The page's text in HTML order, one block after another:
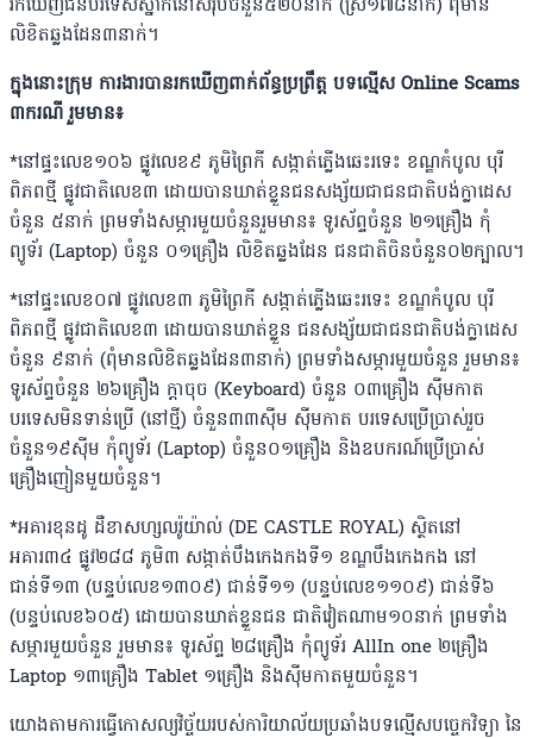
រកឃើញជនបរទេសស្នាក់នៅសរុបចំនួន៥២០នាក់ (ស្រី១៧៨នាក់) ពុំមាន
លិខិតឆ្លងដែន៣នាក់។
ក្នុងនោះក្រុម ការងារបានរកឃើញពាក់ព័ន្ធប្រព្រឹត្ត បទល្មើស Online Scams
៣ករណី រួមមាន៖
*នៅផ្ទះលេខ១០៦ ផ្លូវលេខ៩ ភូមិព្រៃកី សង្កាត់ភ្លើងឆេះរទេះ ខណ្ឌកំបូល បុរី
ពិភពថ្មី ផ្លូវជាតិលេខ៣ ដោយបានឃាត់ខ្លួនជនសង្ស័យជាជនជាតិបង់ក្លាដេស
ចំនួន ៥នាក់ ព្រមទាំងសម្ភារមួយចំនួនរួមមាន៖ ទូរស័ព្ទចំនួន ២១គ្រឿង កុំ
ព្យូទ័រ (Laptop) ចំនួន ០១គ្រឿង លិខិតឆ្លងដែន ជនជាតិចិនចំនួន០២ក្បាល។
*នៅផ្ទះលេខ០៧ ផ្លូវលេខ៣ ភូមិព្រៃកី សង្កាត់ភ្លើងឆេះរទេះ ខណ្ឌកំបូល បុរី
ពិភពថ្មី ផ្លូវជាតិលេខ៣ ដោយបានឃាត់ខ្លួន ជនសង្ស័យជាជនជាតិបង់ក្លាដេស
ចំនួន ៩នាក់ (ពុំមានលិខិតឆ្លងដែន៣នាក់) ព្រមទាំងសម្ភារមួយចំនួន រួមមាន៖
ទូរស័ព្ទចំនួន ២៦គ្រឿង ក្ដាចុច (Keyboard) ចំនួន ០៣គ្រឿង ស៊ីមកាត
បរទេសមិនទាន់ប្រើ (នៅថ្មី) ចំនួន៣៣ស៊ីម ស៊ីមកាត បរទេសប្រើប្រាស់រួច
ចំនួន១៩ស៊ីម កុំព្យូទ័រ (Laptop) ចំនួន០១គ្រឿង និងឧបករណ៍ប្រើប្រាស់
គ្រឿងញៀនមួយចំនួន។
*អគារខុនដូ ដឺខាសហ្សលរ៉ូយ៉ាល់ (DE CASTLE ROYAL) ស្ថិតនៅ
អគារ៣៤ ផ្លូវ២៨៨ ភូមិ៣ សង្កាត់បឹងកេងកងទី១ ខណ្ឌបឹងកេងកង នៅ
ជាន់ទី១៣ (បន្ទប់លេខ១៣០៩) ជាន់ទី១១ (បន្ទប់លេខ១១០៩) ជាន់ទី៦
(បន្ទប់លេខ៦០៥) ដោយបានឃាត់ខ្លួនជន ជាតិវៀតណាម១០នាក់ ព្រមទាំង
សម្ភារមួយចំនួន រួមមាន៖ ទូរស័ព្ទ ២៨គ្រឿង កុំព្យូទ័រ AllIn one ២គ្រឿង
Laptop ១៣គ្រឿង Tablet ១គ្រឿង និងស៊ីមកាតមួយចំនួន។
យោងតាមការធ្វើកោសល្យវិច័្ចយរបស់ការិយាល័យប្រឆាំងបទល្មើសបច្ចេកវិទ្យា នៃ